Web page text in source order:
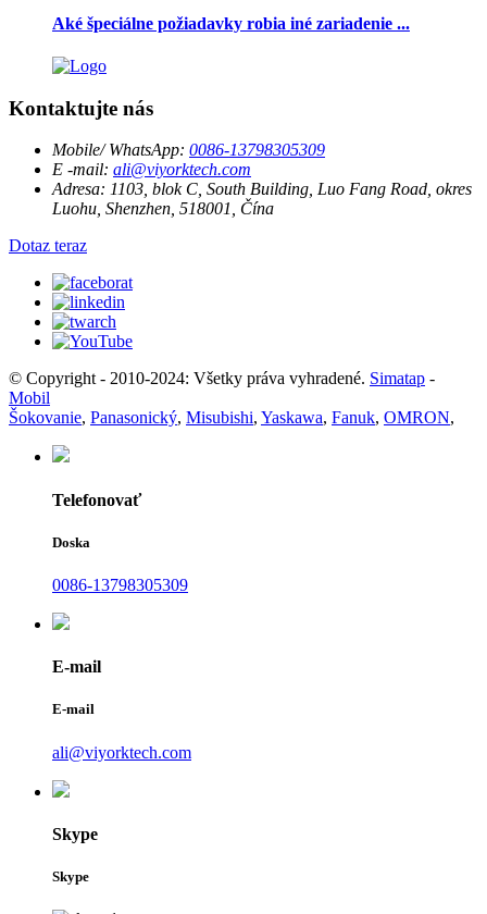
Aké špeciálne požiadavky robia iné zariadenie ...
Kontaktujte nás
Mobile/ WhatsApp: 0086-13798305309
E -mail: ali@viyorktech.com
Adresa: 1103, blok C, South Building, Luo Fang Road, okres
Luohu, Shenzhen, 518001, Čína
Dotaz teraz
© Copyright - 2010-2024: Všetky práva vyhradené. Simatap -
Mobil
Šokovanie, Panasonický, Misubishi, Yaskawa, Fanuk, OMRON,
Telefonovať
Doska
0086-13798305309
E-mail
E-mail
ali@viyorktech.com
Skype
Skype